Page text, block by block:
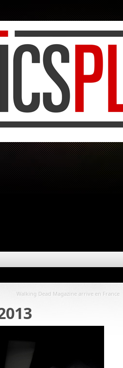
Walking Dead Magazine arrive en France